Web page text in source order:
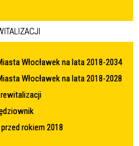
Włocławek na lata 2018-2034
Włocławek na lata 2018-2028
rokiem 2018